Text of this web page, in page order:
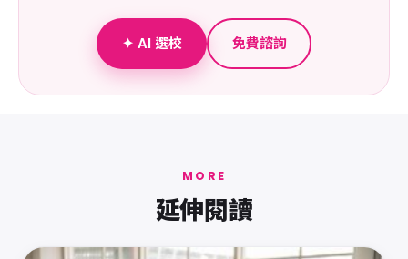
✦ AI 選校 免費諮詢
MORE
延伸閱讀